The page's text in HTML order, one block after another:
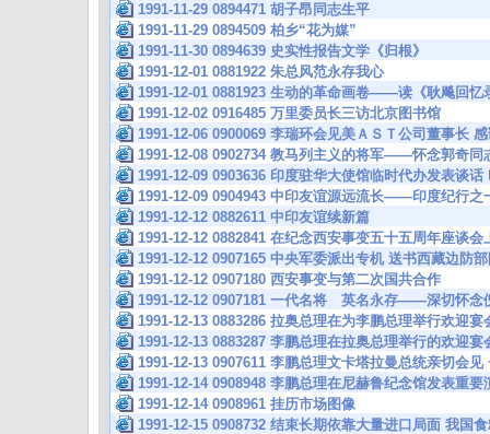
1991-11-29 0894471 胡子昂同志生平
1991-11-29 0894509 柏乡“花为媒”
1991-11-30 0894639 史实性报告文学《归根》
1991-12-01 0881922 朱总风范永存我心
1991-12-01 0881923 生动的革命画卷——读《耿飚回忆
1991-12-02 0916485 万里委员长三访北京图书馆
1991-12-06 0900069 李瑞环会见美ＡＳＴ公司董事长
1991-12-08 0902734 教马列主义的将军——怀念郭奇同
1991-12-09 0903636 印度驻华大使馆临时代办发表谈
1991-12-09 0904943 中印友谊源远流长——印度纪行之
1991-12-12 0882611 中印友谊续新篇
1991-12-12 0882841 在纪念西安事变五十五周年座谈会
1991-12-12 0907165 中央军委派出专机 送书西藏边防
1991-12-12 0907180 西安事变与第二次国共合作
1991-12-12 0907181 一代名将 英名永存——深切怀念
1991-12-13 0883286 拉奥总理在为李鹏总理举行欢迎
1991-12-13 0883287 李鹏总理在拉奥总理举行的欢迎
1991-12-13 0907611 李鹏总理文卡塔拉曼总统亲切会
1991-12-14 0908948 李鹏总理在尼赫鲁纪念馆发表重
1991-12-14 0908961 挂历市场图像
1991-12-15 0908732 结束长期依靠大量进口局面 我国